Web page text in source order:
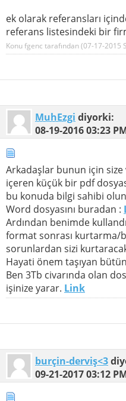
ek olarak referansları
referans listesindeki bir
Konu fgenc tarafından (07-17-2015
MuhEzgi diyorki:
08-19-201603:23
Arkadaşlar bunun için
içeren küçük bir pdf
bu konuda bilgi sahibi
Word dosyasını buradan :
Ardından benimde
format sonrası kurtarma/
sorunlardan sizi
Hayati önem taşıyan
Ben 3Tb civarında olan
işinize yarar. Link
burçin-derviş<3
09-21-201703:12